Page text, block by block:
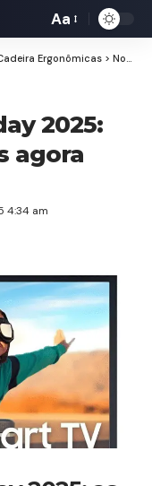
de
Aa
Ergonômicas > Notícias Cadeiras Executivas
2025:
agora
4:34 am